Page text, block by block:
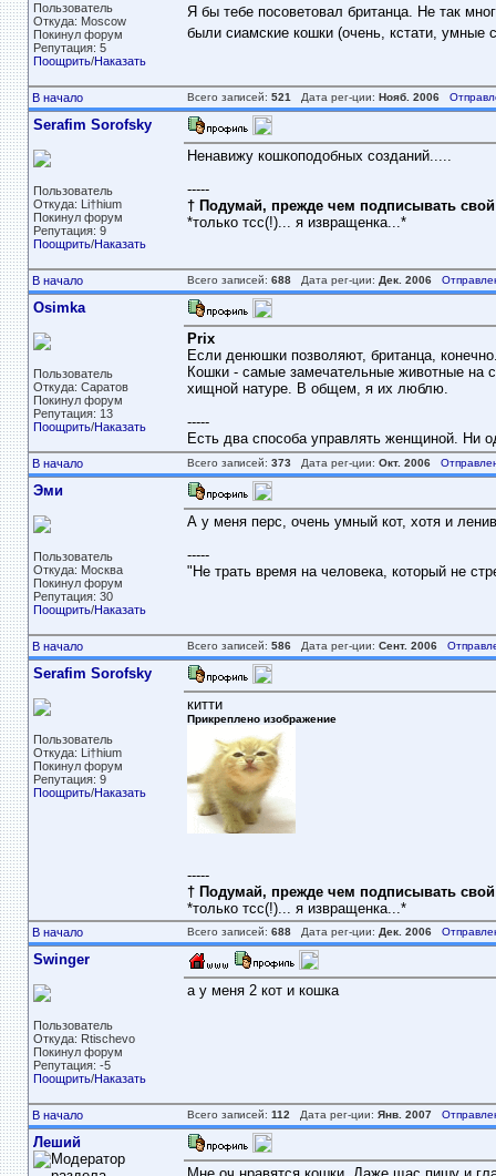
Пользователь
Откуда: Moscow
Покинул форум
Репутация: 5
Поощрить/Наказать
Я бы тебе посоветовал британца. Не так
были сиамские кошки (очень, кстати, умные
В начало Всего записей: 521 Дата рег-ции: Нояб. 2006
Serafim Sorofsky
Пользователь
Откуда: Li†hium
Покинул форум
Репутация: 9
Поощрить/Наказать
Ненавижу кошкоподобных созданий.....
-----
† Подумай, прежде чем подписывать свой
*только тсс(!)... я извращенка...*
В начало Всего записей: 688Дата рег-ции: Дек. 2006
Osimka
Пользователь
Откуда: Саратов
Покинул форум
Репутация: 13
Поощрить/Наказать
Prix
Если денюшки позволяют, британца,
Кошки - самые замечательные животные на
хищной натуре. В общем, я их люблю.
-----
Есть два способа управлять женщиной. Ни
В начало Всего записей: 373Дата рег-ции: Окт. 2006
Эми
Пользователь
Откуда: Москва
Покинул форум
Репутация: 30
Поощрить/Наказать
А у меня перс, очень умный кот, хотя и
-----
"Не трать время на человека, который не
В начало Всего записей: 586Дата рег-ции: Сент. 2006
Serafim Sorofsky
Пользователь
Откуда: Li†hium
Покинул форум
Репутация: 9
Поощрить/Наказать
китти
Прикреплено изображение
-----
† Подумай, прежде чем подписывать свой
*только тсс(!)... я извращенка...*
В начало Всего записей: 688Дата рег-ции: Дек. 2006
Swinger
Пользователь
Откуда: Rtischevo
Покинул форум
Репутация: -5
Поощрить/Наказать
а у меня 2 кот и кошка
В начало Всего записей: 112 Дата рег-ции: Янв. 2007
Леший